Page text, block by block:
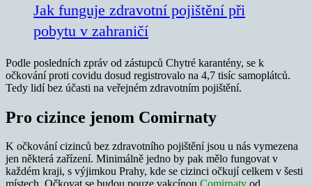
Jak funguje zdravotní pojištění při
pobytu v zahraničí
Podle posledních zpráv od zástupců Chytré karantény, se k
očkování proti covidu dosud registrovalo na 4,7 tisíc samoplátců.
Tedy lidí bez účasti na veřejném zdravotním pojištění.
Pro cizince jenom Comirnaty
K očkování cizinců bez zdravotního pojištění jsou u nás vymezena
jen některá zařízení. Minimálně jedno by pak mělo fungovat v
každém kraji, s výjimkou Prahy, kde se cizinci očkují celkem v šesti